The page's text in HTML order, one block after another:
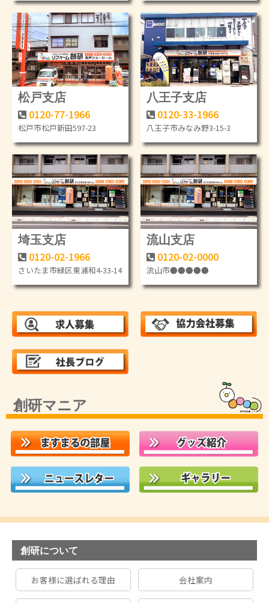
松戸支店
0120-77-1966
松戸市松戸新田597-23
八王子支店
0120-33-1966
八王子市みなみ野3-15-3
埼玉支店
0120-02-1966
さいたま市緑区東浦和4-33-14
流山支店
0120-02-0000
流山市●●●●●
創研マニア
創研について
お客様に選ばれる理由 会社案内